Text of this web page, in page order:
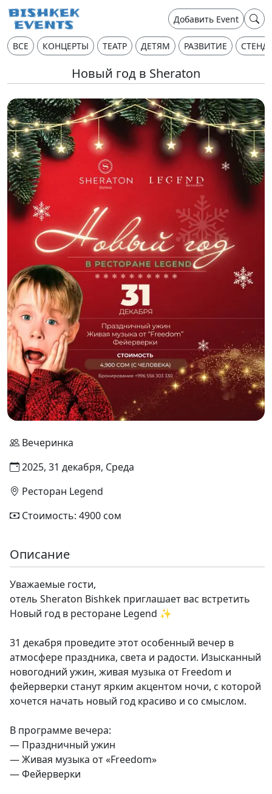
Добавить Event
ВСЕ КОНЦЕРТЫ ТЕАТР ДЕТЯМ РАЗВИТИЕ
Новый год в Sheraton
Вечеринка
2025, 31 декабря, Среда
Ресторан Legend
Стоимость: 4900 сом
Описание
Уважаемые гости,
отель Sheraton Bishkek приглашает вас встретить
Новый год в ресторане Legend ✨
31 декабря проведите этот особенный вечер в
атмосфере праздника, света и радости. Изысканный
новогодний ужин, живая музыка от Freedom и
фейерверки станут ярким акцентом ночи, с которой
хочется начать новый год красиво и со смыслом.
В программе вечера:
— Праздничный ужин
— Живая музыка от «Freedom»
— Фейерверки